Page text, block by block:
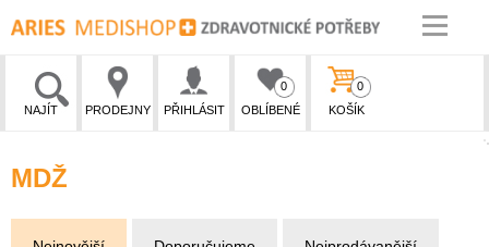
NAJÍT PRODEJNY PŘIHLÁSIT OBLÍBENÉ
0
KOŠÍK
0
MDŽ